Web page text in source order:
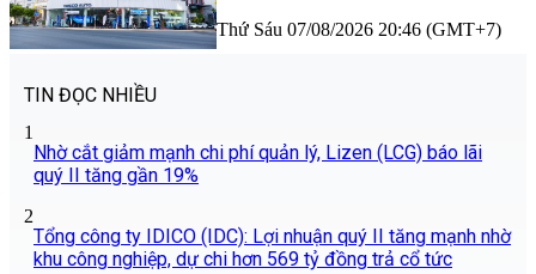
Thứ Sáu 07/08/2026 20:46 (GMT+7)
TIN ĐỌC NHIỀU
1
Nhờ cắt giảm mạnh chi phí quản lý, Lizen (LCG) báo lãi
quý II tăng gần 19%
2
Tổng công ty IDICO (IDC): Lợi nhuận quý II tăng mạnh nhờ
khu công nghiệp, dự chi hơn 569 tỷ đồng trả cổ tức